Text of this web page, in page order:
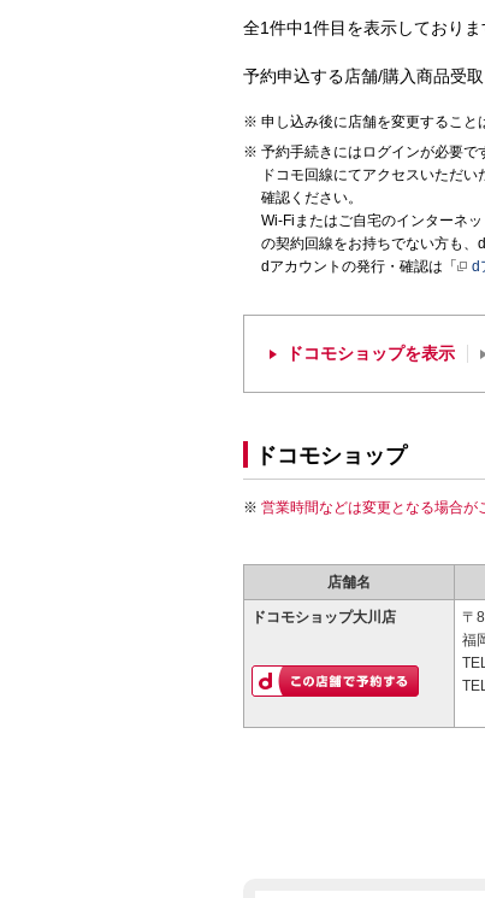
全1件中1件目を表示しており
予約申込する店舗/購入商品受
申し込み後に店舗を変更すること
予約手続きにはログインが必要で
ドコモ回線にてアクセスいただ
確認ください。
Wi-Fiまたはご自宅のインターネ
の契約回線をお持ちでない方も、
dアカウントの発行・確認は「
d
ドコモショップを表示
ドコモショップ
営業時間などは変更となる場合が
店舗名
ドコモショップ大川店
〒
福